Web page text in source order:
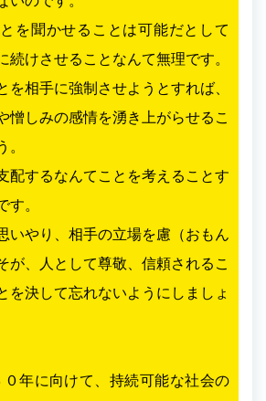
を聞かせることは可能だとして
続けさせることなんて無理です。
を相手に強制させようとすれば、
憎しみの感情を湧き上がらせるこ
配するなんてことを考えることす
す。
いやり、相手の立場を慮（おもん
が、人として尊敬、信頼されるこ
を決して忘れないようにしましょ
０年に向けて、持続可能な社会の